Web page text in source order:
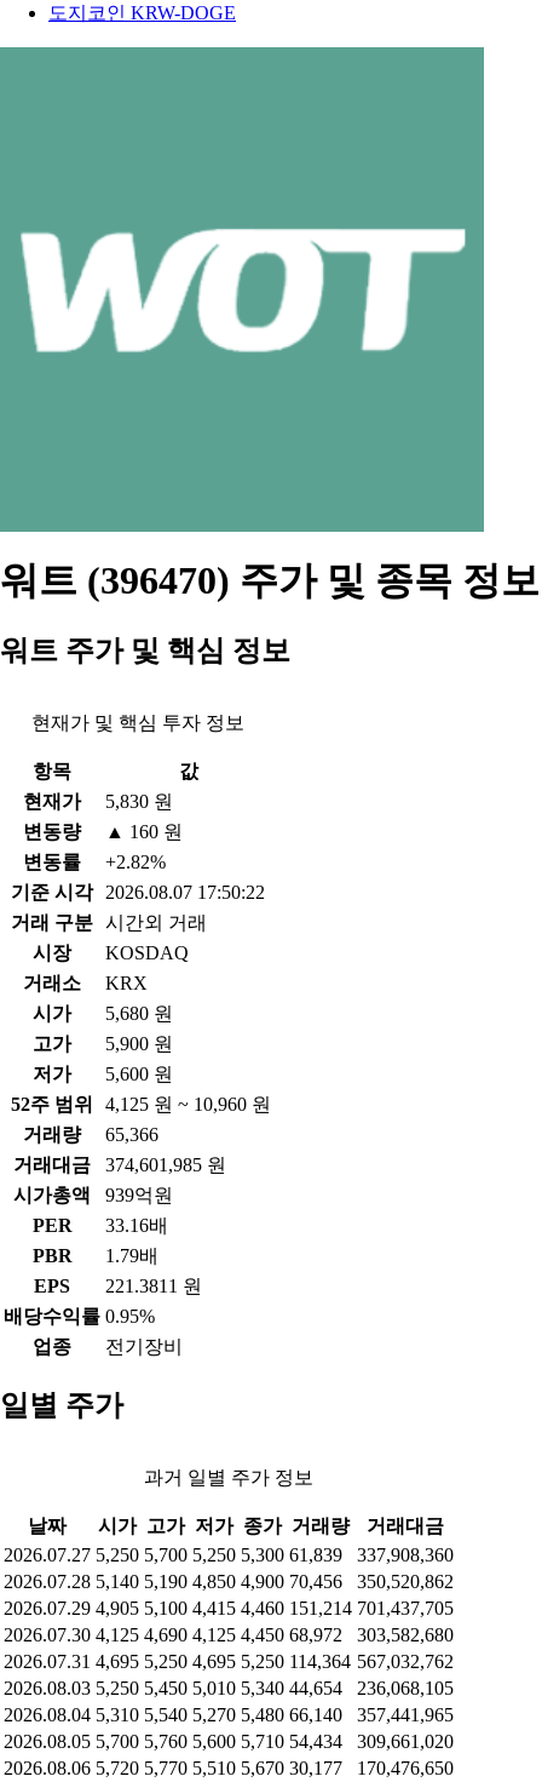
도지코인 KRW-DOGE
워트 (396470) 주가 및 종목 정보
워트 주가 및 핵심 정보
현재가 및 핵심 투자 정보
항목
값
현재가
5,830 원
변동량
▲ 160 원
변동률
+2.82%
기준 시각
2026.08.07 17:50:22
거래 구분 시간외 거래
시장
KOSDAQ
거래소
KRX
시가
5,680 원
고가
5,900 원
저가
5,600 원
52주 범위
4,125 원 ~ 10,960 원
거래량
65,366
거래대금
374,601,985 원
시가총액
939억원
PER
33.16배
PBR
1.79배
EPS
221.3811 원
배당수익률 0.95%
업종
전기장비
일별 주가
과거 일별 주가 정보
날짜 시가 고가 저가 종가 거래량
거래대금
2026.07.27 5,250 5,700 5,250 5,300 61,839
337,908,360
2026.07.28 5,140 5,190 4,850 4,900 70,456
350,520,862
2026.07.29 4,905 5,100 4,415 4,460 151,214 701,437,705
2026.07.30 4,125 4,690 4,125 4,450 68,972
303,582,680
2026.07.31 4,695 5,250 4,695 5,250 114,364 567,032,762
2026.08.03 5,250 5,450 5,010 5,340 44,654
236,068,105
2026.08.04 5,310 5,540 5,270 5,480 66,140
357,441,965
2026.08.05 5,700 5,760 5,600 5,710 54,434
309,661,020
2026.08.06 5,720 5,770 5,510 5,670 30,177 170,476,650